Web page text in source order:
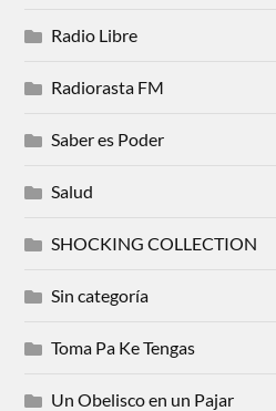
Radio Libre
Radiorasta FM
Saber es Poder
Salud
SHOCKING COLLECTION
Sin categoría
Toma Pa Ke Tengas
Un Obelisco en un Pajar